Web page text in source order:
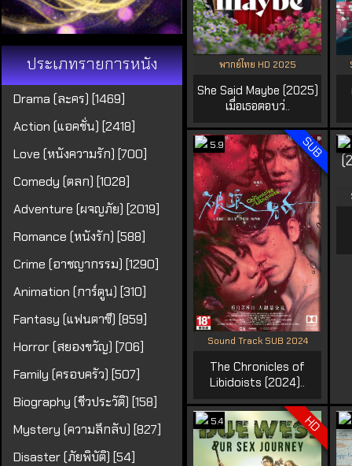
ประเภทรายการหนัง
Drama (ละคร) [1469]
Action (แอคชั่น) [2418]
Love (หนังความรัก) [700]
Comedy (ตลก) [1028]
Adventure (ผจญภัย) [2019]
Romance (หนังรัก) [588]
Crime (อาชญากรรม) [1290]
Animation (การ์ตูน) [310]
Fantasy (แฟนตาซี) [859]
Horror (สยองขวัญ) [706]
Family (ครอบครัว) [507]
Biography (ชีวประวัติ) [158]
Mystery (ความลึกลับ) [827]
Disaster (ภัยพิบัติ) [54]
พากย์ไทย HD 2025
She Said Maybe (2025)
เมื่อเธอตอบว่..
SUB
5.9
Sound Track SUB 2024
The Chronicles of
Libidoists (2024)..
HD
5.4